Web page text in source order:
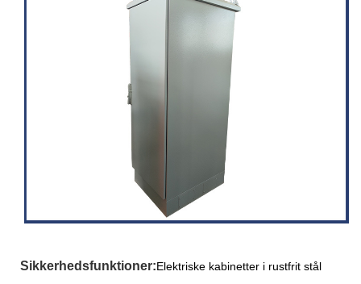
Sikkerhedsfunktioner:Elektriske kabinetter i rustfrit stål